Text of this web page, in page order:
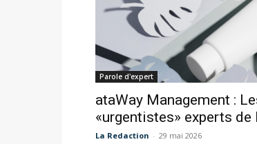
Parole d'expert
ataWay Management :
«urgentistes» experts de
La Redaction - 29 mai 2026